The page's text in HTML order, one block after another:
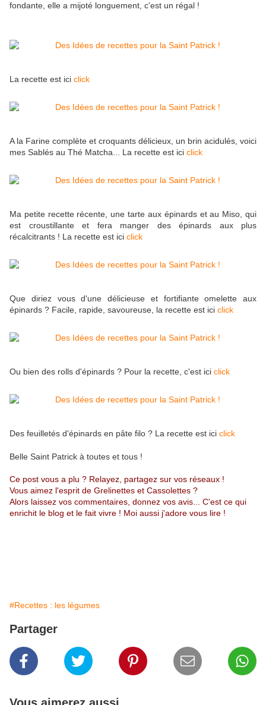
fondante, elle a mijoté longuement, c'est un régal !
La recette est ici click
A la Farine complète et croquants délicieux, un brin acidulés, voici
mes Sablés au Thé Matcha... La recette est ici click
Ma petite recette récente, une tarte aux épinards et au Miso, qui
est croustillante et fera manger des épinards aux plus
récalcitrants ! La recette est ici click
Que diriez vous d'une délicieuse et fortifiante omelette aux
épinards ? Facile, rapide, savoureuse, la recette est ici click
Ou bien des rolls d'épinards ? Pour la recette, c'est ici click
Des feuilletés d'épinards en pâte filo ? La recette est ici click
Belle Saint Patrick à toutes et tous !
Ce post vous a plu ? Relayez, partagez sur vos réseaux !
Vous aimez l'esprit de Grelinettes et Cassolettes ?
Alors laissez vos commentaires, donnez vos avis... C'est ce qui
enrichit le blog et le fait vivre ! Moi aussi j'adore vous lire !
#Recettes : les légumes
Partager